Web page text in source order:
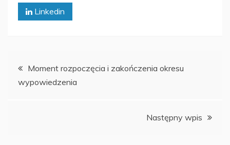
Linkedin
Nawigacja
wpisu
Moment rozpoczęcia i zakończenia okresu
wypowiedzenia
Następny wpis